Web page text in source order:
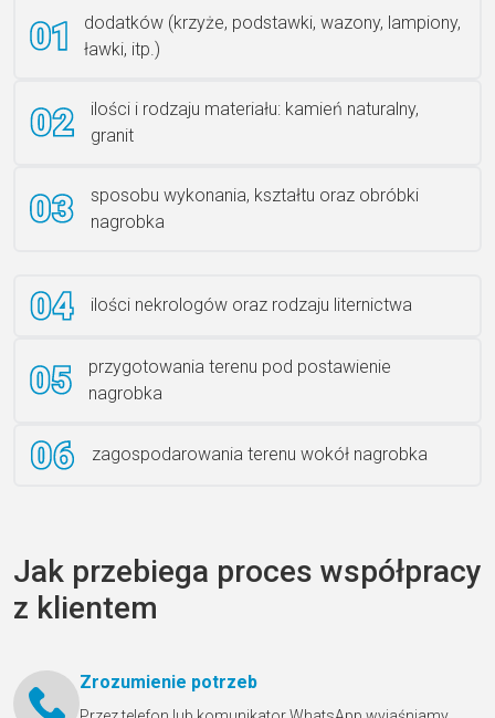
Ławka granitowa LG 12
dodatków (krzyże, podstawki, wazony, lampiony,
ławki, itp.)
ilości i rodzaju materiału: kamień naturalny,
granit
sposobu wykonania, kształtu oraz obróbki
nagrobka
ilości nekrologów oraz rodzaju liternictwa
przygotowania terenu pod postawienie
nagrobka
zagospodarowania terenu wokół nagrobka
Jak przebiega proces współpracy
z klientem
Zrozumienie potrzeb